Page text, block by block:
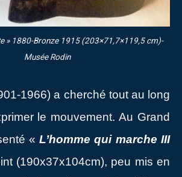
» 1880-Bronze 1915 (203×71,7×119,5 cm)-
Musée Rodin
1966) a cherché tout au long
le mouvement. Au Grand
«L’homme qui marche III
(190x37x104cm), peu mis en